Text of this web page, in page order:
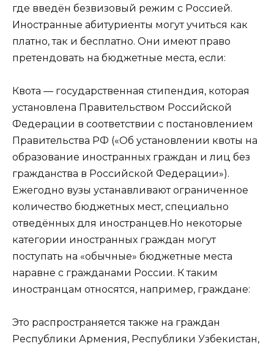
где введён безвизовый режим с Россией.
Иностранные абитуриенты могут учиться как
платно, так и бесплатно. Они имеют право
претендовать на бюджетные места, если:
Квота — государственная стипендия, которая
установлена Правительством Российской
Федерации в соответствии с постановлением
Правительства РФ («Об установлении квоты на
образование иностранных граждан и лиц без
гражданства в Российской Федерации»).
Ежегодно вузы устанавливают ограниченное
количество бюджетных мест, специально
отведённых для иностранцев.Но некоторые
категории иностранных граждан могут
поступать на «обычные» бюджетные места
наравне с гражданами России. К таким
иностранцам относятся, например, граждане:
Это распространяется также на граждан
Республики Армения, Республики Узбекистан,